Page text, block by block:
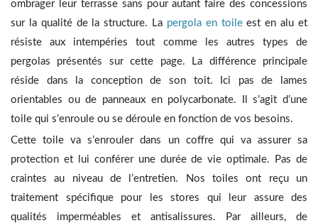
ombrager leur terrasse sans pour autant faire des concessions
sur la qualité de la structure. La pergola en toileest en alu et
résiste aux intempéries tout comme les autres types de
pergolas présentés sur cette page. La différence principale
réside dans la conception de son toit. Ici pas de lames
orientables ou de panneaux en polycarbonate. Il s’agit d’une
toile qui s’enroule ou se déroule en fonction de vos besoins.
Cette toile va s’enrouler dans un coffre qui va assurer sa
protection et lui conférer une durée de vie optimale. Pas de
craintes au niveau de l’entretien. Nos toiles ont reçu un
traitement spécifique pour les stores qui leur assure des
qualités imperméables et antisalissures. Par ailleurs, de